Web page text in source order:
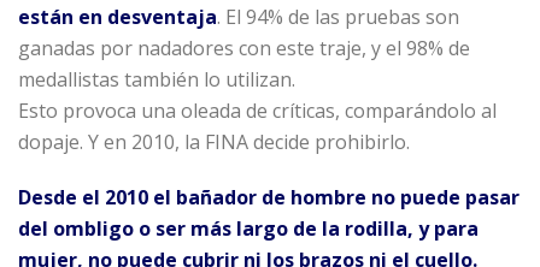
están en desventaja. El 94% de las pruebas son
ganadas por nadadores con este traje, y el 98% de
medallistas también lo utilizan.
Esto provoca una oleada de críticas, comparándolo al
dopaje. Y en 2010, la FINA decide prohibirlo.
Desde el 2010 el bañador de hombre no puede pasar
del ombligo o ser más largo de la rodilla, y para
mujer, no puede cubrir ni los brazos ni el cuello.